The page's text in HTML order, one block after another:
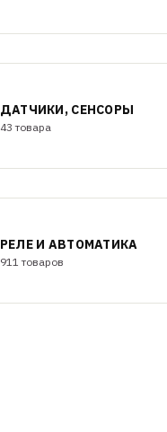
ДАТЧИКИ, СЕНСОРЫ
43 товара
РЕЛЕ И АВТОМАТИКА
911 товаров